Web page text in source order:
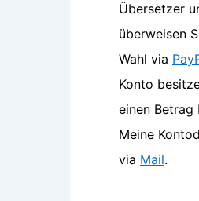
Übersetzer
überweisen
Wahl via
Konto
einen Betrag
Meine
via Mail.